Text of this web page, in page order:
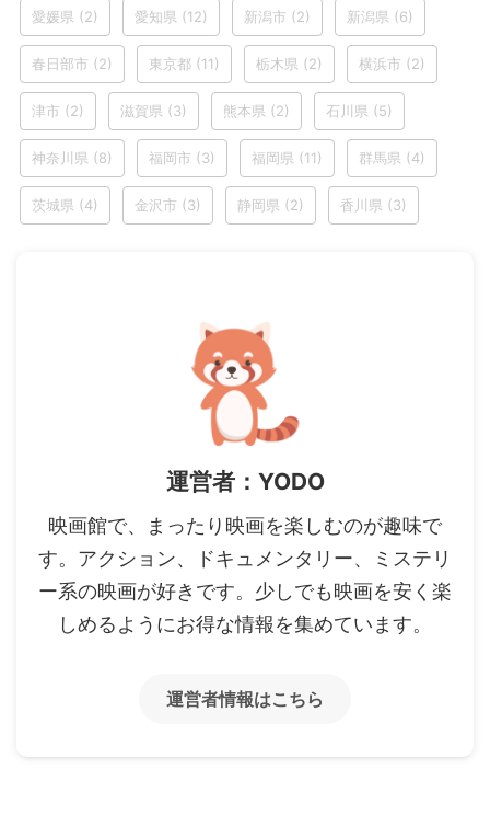
愛媛県 (2) 愛知県 (12) 新潟市 (2) 新潟県 (6)
春日部市 (2) 東京都 (11) 栃木県 (2) 横浜市 (2)
津市 (2) 滋賀県 (3) 熊本県 (2) 石川県 (5)
神奈川県 (8) 福岡市 (3) 福岡県 (11) 群馬県 (4)
茨城県 (4) 金沢市 (3) 静岡県 (2) 香川県 (3)
運営者：YODO
映画館で、まったり映画を楽しむのが趣味で
す。アクション、ドキュメンタリー、ミステリ
ー系の映画が好きです。少しでも映画を安く楽
しめるようにお得な情報を集めています。
運営者情報はこちら